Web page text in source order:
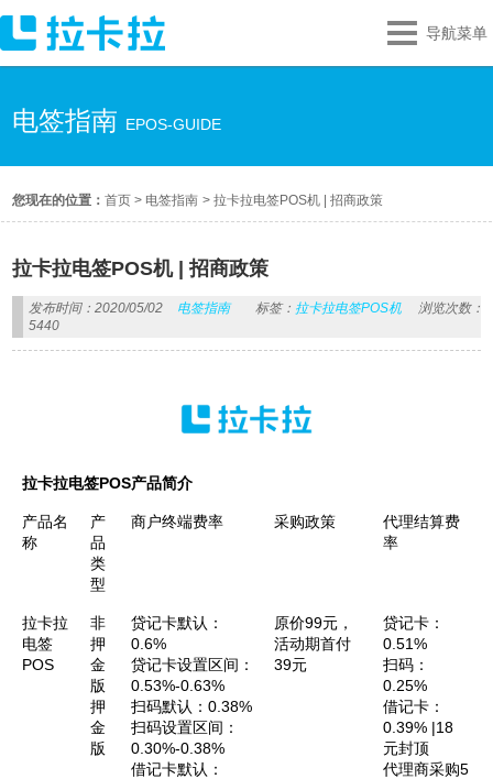
导航菜单
电签指南 EPOS-GUIDE
您现在的位置：首页 > 电签指南 >拉卡拉电签POS机 | 招商政策
拉卡拉电签POS机 | 招商政策
发布时间：2020/05/02 电签指南 标签： 拉卡拉电签POS机
浏览次数：
5440
拉卡拉电签POS产品简介
产品名
称
产
品
类
型
商户终端费率 采购政策
代理结算费
率
拉卡拉
电签
POS
非
押
金
版
押
金
版
贷记卡默认：
0.6%
贷记卡设置区间：
0.53%-0.63%
扫码默认：0.38%
扫码设置区间：
0.30%-0.38%
借记卡默认：
原价99元，
活动期首付
39元
贷记卡：
0.51%
扫码：
0.25%
借记卡：
0.39% |18
元封顶
代理商采购5